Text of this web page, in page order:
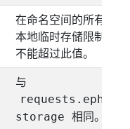
在命名空间的所有
本地临时存储限制值
不能超过此值。
与
storage 相同。